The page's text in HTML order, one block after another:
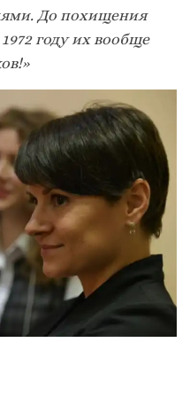
До похищения
году их вообще